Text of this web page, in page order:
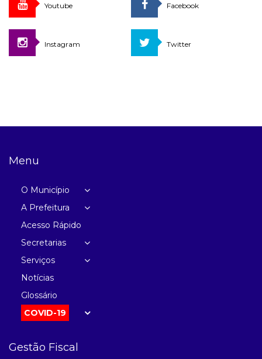
Youtube Facebook
Instagram Twitter
Menu
O Município
A Prefeitura
Acesso Rápido
Secretarias
Serviços
Notícias
Glossário
COVID-19
Gestão Fiscal